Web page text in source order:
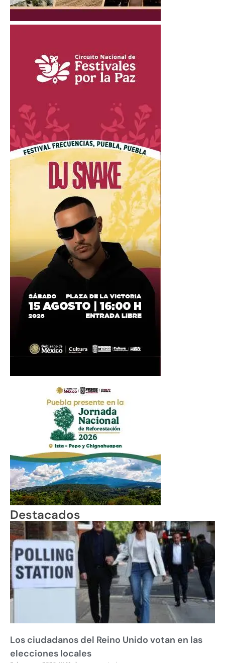
Destacados
Los ciudadanos del Reino Unido votan en las
elecciones locales